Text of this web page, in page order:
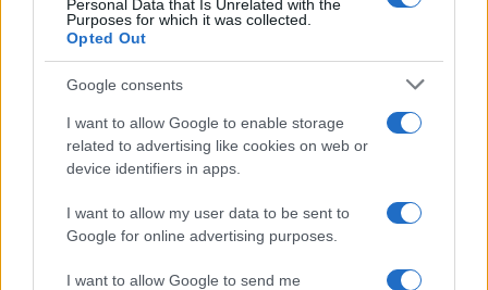
Personal Data that Is Unrelated with the
Purposes for which it was collected.
Opted Out
Google consents
I want to allow Google to enable storage
related to advertising like cookies on web or
device identifiers in apps.
I want to allow my user data to be sent to
Google for online advertising purposes.
I want to allow Google to send me
LIFESTYLE